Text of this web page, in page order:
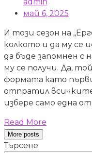
май 6, 2025
И този сезон на
колкото и да му се
да бъде запомнен с
му се получи. Да,
формата като
отпратил
избере само една
Read More
More posts
Търсене